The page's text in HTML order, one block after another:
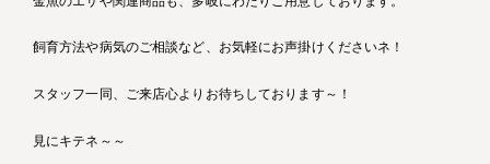
飼育方法や病気のご相談など、お気軽にお声掛けくださいネ！
スタッフ一同、ご来店心よりお待ちしております～！
見にキテネ～～